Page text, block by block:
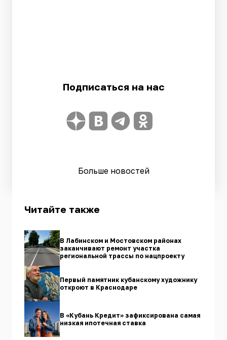
Подписаться на нас
Больше новостей
Читайте также
В Лабинском и Мостовском районах
заканчивают ремонт участка
региональной трассы по нацпроекту
Первый памятник кубанскому художнику
откроют в Краснодаре
В «Кубань Кредит» зафиксирована самая
низкая ипотечная ставка